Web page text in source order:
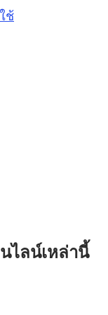
ช้
ไลน์เหล่านี้